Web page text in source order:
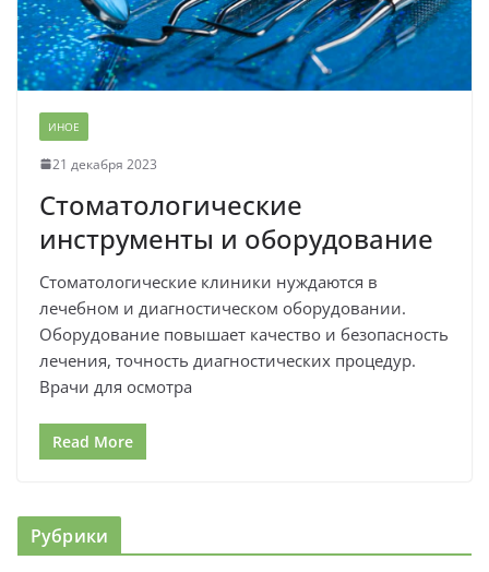
ИНОЕ
21 декабря 2023
Стоматологические
инструменты и оборудование
Стоматологические клиники нуждаются в
лечебном и диагностическом оборудовании.
Оборудование повышает качество и безопасность
лечения, точность диагностических процедур.
Врачи для осмотра
Read More
Рубрики